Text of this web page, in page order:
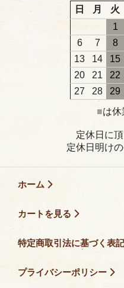
日
月 火
1
6
7 8
13
14 15
20
21 22
27
28 29
■は休
定休日に
定休日明け
ホーム
カートを見る
特定商取引法に基づく表記
プライバシーポリシー